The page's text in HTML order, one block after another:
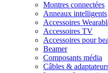
Montres connectées
Anneaux intelligents
Accessoires
Accessoires TV
Accessoires pour
Beamer
Composants média
Câbles &